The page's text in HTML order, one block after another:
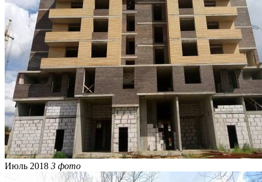
Июль 2018 3 фото